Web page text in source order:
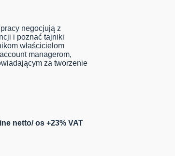
negocjują z
i poznać tajniki
właścicielom
managerom,
za tworzenie
netto/ os +23% VAT